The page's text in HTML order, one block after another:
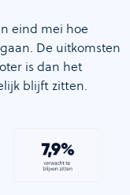
eind mei hoe
De uitkomsten
is dan het
blijft zitten.